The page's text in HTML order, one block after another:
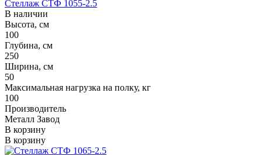
Стеллаж СТФ 1055-2.5
В наличии
Высота, см
100
Глубина, см
250
Ширина, см
50
Максимальная нагрузка на полку, кг
100
Производитель
Металл Завод
В корзину
В корзину